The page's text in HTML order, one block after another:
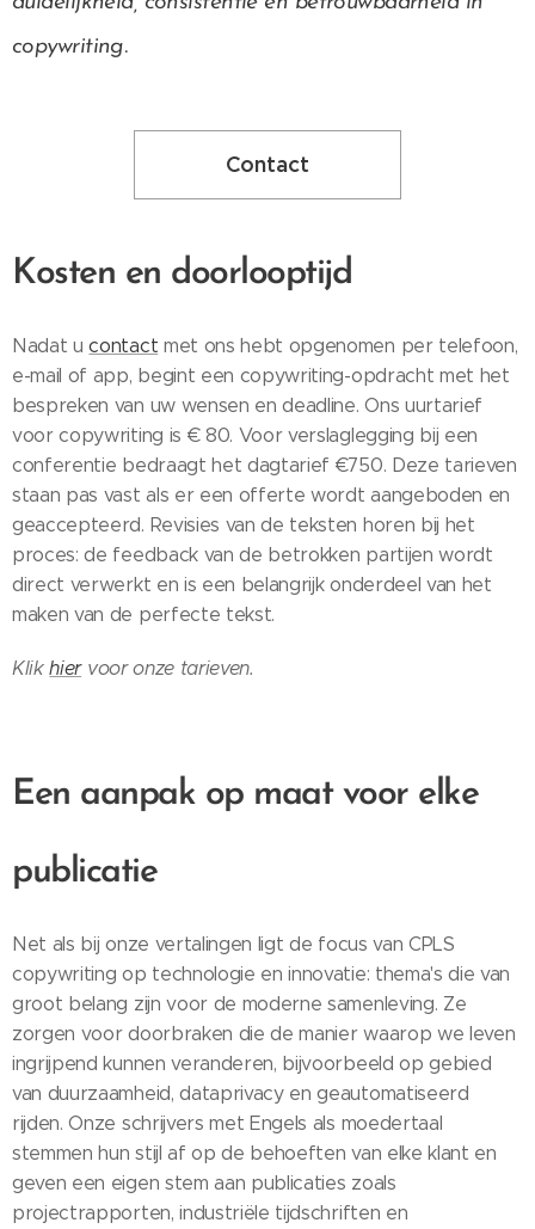
copywriting.
Contact
Kosten en doorlooptijd
Nadat ucontact met ons hebt opgenomen per telefoon,
e-mail of app, begint een copywriting-opdracht met het
bespreken van uw wensen en deadline. Ons uurtarief
voor copywriting is € 80. Voor verslaglegging bij een
conferentie bedraagt het dagtarief €750. Deze tarieven
staan pas vast als er een offerte wordt aangeboden en
geaccepteerd. Revisies van de teksten horen bij het
proces: de feedback van de betrokken partijen wordt
direct verwerkt en is een belangrijk onderdeel van het
maken van de perfecte tekst.
Klikhiervoor onze tarieven.
Een aanpak op maat voor elke
publicatie
Net als bij onze vertalingen ligt de focus van CPLS
copywriting op technologie en innovatie: thema's die van
groot belang zijn voor de moderne samenleving. Ze
zorgen voor doorbraken die de manier waarop we leven
ingrijpend kunnen veranderen, bijvoorbeeld op gebied
van duurzaamheid, dataprivacy en geautomatiseerd
rijden.Onze schrijvers met Engels als moedertaal
stemmen hun stijl af op de behoeften van elke klant en
geven een eigen stem aan publicaties zoals
projectrapporten, industriële tijdschriften en